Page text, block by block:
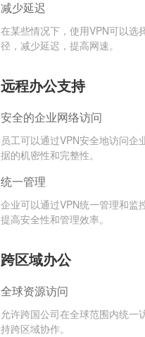
减少延迟
在某些情况下，使用VPN可以选
径，减少延迟，提高网速。
远程办公支持
安全的企业网络访问
员工可以通过VPN安全地访问企
据的机密性和完整性。
统一管理
企业可以通过VPN统一管理和监
提高安全性和管理效率。
跨区域办公
全球资源访问
允许跨国公司在全球范围内统一
持跨区域协作。